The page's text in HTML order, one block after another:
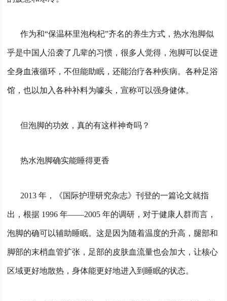
作为和“保温杯里泡枸杞”齐名的养生方式，热水泡脚似
乎是中国人沿袭了几辈的习惯，很多人觉得，泡脚可以促进
全身血液循环，不但能助眠，还能治疗各种疾病。各种足浴
馆，也以加入各种补料为噱头，宣称可以强身健体。
但泡脚的功效，真的有这样神奇吗？
热水泡脚确实能睡得更香
2013 年，《国际护理研究杂志》刊登的一篇论文就指
出，根据 1996 年——2005 年的调研，对于健康人群而言，
泡脚的确可以辅助睡眠。这是因为随着温度的升高，腿部和
脚部的末梢血管扩张，足部的皮肤血流量也会加大，让核心
区域更好地散热，身体能更好地进入到睡眠的状态。